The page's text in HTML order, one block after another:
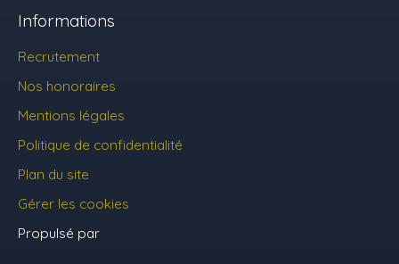
Informations
Recrutement
Nos honoraires
Mentions légales
Politique de confidentialité
Plan du site
Gérer les cookies
Propulsé par